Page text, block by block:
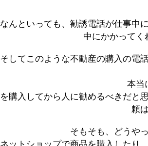
なんといっても、勧誘電話が仕事中
中にかかってく
そしてこのような不動産の購入の電
本当
を購入してから人に勧めるべきだと
頼
そもそも、どうや